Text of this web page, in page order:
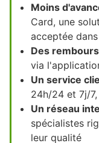
Moins
Card, une
acceptée
Des
via
Un service
24h/24 et 7j/
Un réseau
spécialistes
leur qualité